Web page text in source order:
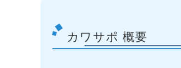
カワサポ 概要